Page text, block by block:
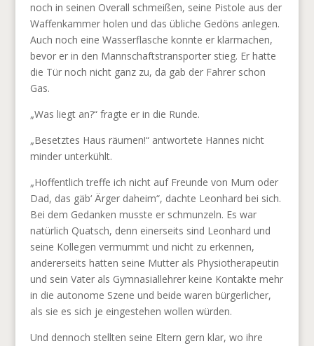
noch in seinen Overall schmeißen, seine Pistole aus der
Waffenkammer holen und das übliche Gedöns anlegen.
Auch noch eine Wasserflasche konnte er klarmachen,
bevor er in den Mannschaftstransporter stieg. Er hatte
die Tür noch nicht ganz zu, da gab der Fahrer schon
Gas.
„Was liegt an?“ fragte er in die Runde.
„Besetztes Haus räumen!“ antwortete Hannes nicht
minder unterkühlt.
„Hoffentlich treffe ich nicht auf Freunde von Mum oder
Dad, das gäb‘ Ärger daheim“, dachte Leonhard bei sich.
Bei dem Gedanken musste er schmunzeln. Es war
natürlich Quatsch, denn einerseits sind Leonhard und
seine Kollegen vermummt und nicht zu erkennen,
andererseits hatten seine Mutter als Physiotherapeutin
und sein Vater als Gymnasiallehrer keine Kontakte mehr
in die autonome Szene und beide waren bürgerlicher,
als sie es sich je eingestehen wollen würden.
Und dennoch stellten seine Eltern gern klar, wo ihre